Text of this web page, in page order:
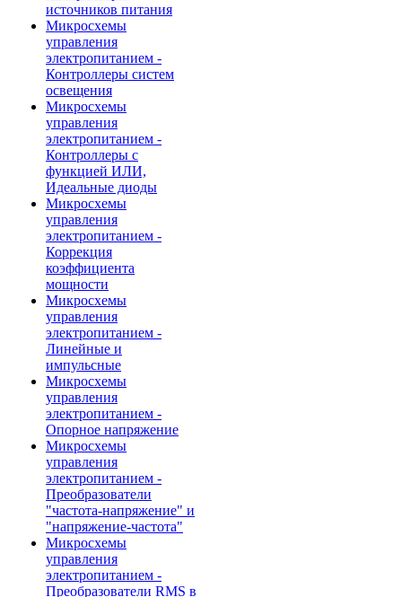
источников питания
Микросхемы
управления
электропитанием -
Контроллеры систем
освещения
Микросхемы
управления
электропитанием -
Контроллеры с
функцией ИЛИ,
Идеальные диоды
Микросхемы
управления
электропитанием -
Коррекция
коэффициента
мощности
Микросхемы
управления
электропитанием -
Линейные и
импульсные
Микросхемы
управления
электропитанием -
Опорное напряжение
Микросхемы
управления
электропитанием -
Преобразователи
"частота-напряжение" и
"напряжение-частота"
Микросхемы
управления
электропитанием -
Преобразователи RMS в